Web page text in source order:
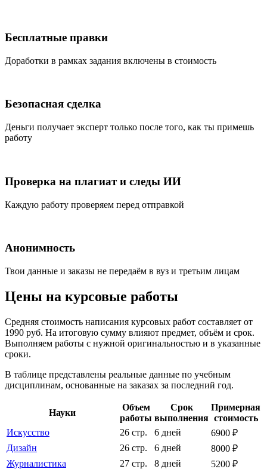
Бесплатные правки
Доработки в рамках задания включены в стоимость
Безопасная сделка
Деньги получает эксперт только после того, как ты примешь
работу
Проверка на плагиат и следы ИИ
Каждую работу проверяем перед отправкой
Анонимность
Твои данные и заказы не передаём в вуз и третьим лицам
Цены на курсовые работы
Средняя стоимость написания курсовых работ составляет от
1990 руб. На итоговую сумму влияют предмет, объём и срок.
Выполняем работы с нужной оригинальностью и в указанные
сроки.
В таблице представлены реальные данные по учебным
дисциплинам, основанные на заказах за последний год.
Науки
Объем
работы
Срок
выполнения
Примерная
стоимость
Искусство
26 стр. 6 дней
6900 ₽
Дизайн
26 стр. 6 дней
8000 ₽
Журналистика
27 стр. 8 дней
5200 ₽